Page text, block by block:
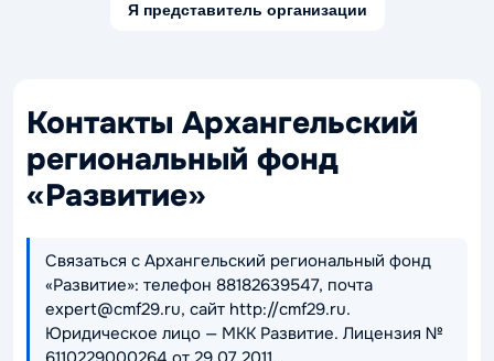
Я представитель организации
Контакты Архангельский
региональный фонд
«Развитие»
Связаться с Архангельский региональный фонд
«Развитие»: телефон 88182639547, почта
expert@cmf29.ru, сайт http://cmf29.ru.
Юридическое лицо — МКК Развитие. Лицензия №